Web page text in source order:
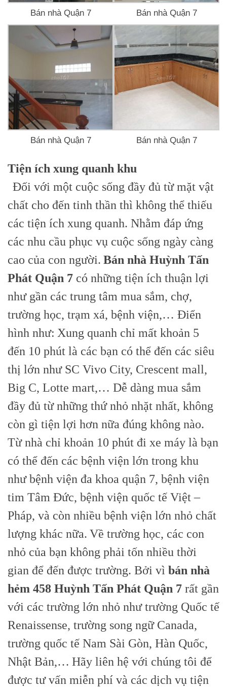
Bán nhà Quận 7 Bán nhà Quận 7
Bán nhà Quận 7 Bán nhà Quận 7
Tiện ích xung quanh khu
Đối với một cuộc sống đầy đủ từ mặt vật
chất cho đến tinh thần thì không thể thiếu
các tiện ích xung quanh. Nhằm đáp ứng
các nhu cầu phục vụ cuộc sống ngày càng
cao của con người. Bán nhà Huỳnh Tấn
Phát Quận 7 có những tiện ích thuận lợi
như gần các trung tâm mua sắm, chợ,
trường học, trạm xá, bệnh viện,… Điển
hình như: Xung quanh chỉ mất khoản 5
đến 10 phút là các bạn có thể đến các siêu
thị lớn như SC Vivo City, Crescent mall,
Big C, Lotte mart,… Dễ dàng mua sắm
đầy đủ từ những thứ nhỏ nhặt nhất, không
còn gì tiện lợi hơn nữa đúng không nào.
Từ nhà chỉ khoản 10 phút đi xe máy là bạn
có thể đến các bệnh viện lớn trong khu
như bệnh viện đa khoa quận 7, bệnh viện
tim Tâm Đức, bệnh viện quốc tế Việt –
Pháp, và còn nhiều bệnh viện lớn nhỏ chất
lượng khác nữa. Về trường học, các con
nhỏ của bạn không phải tốn nhiều thời
gian để đến được trường. Bởi vì bán nhà
hẻm 458 Huỳnh Tấn Phát Quận 7 rất gần
với các trường lớn nhỏ như trường Quốc tế
Renaissense, trường song ngữ Canada,
trường quốc tế Nam Sài Gòn, Hàn Quốc,
Nhật Bản,… Hãy liên hệ với chúng tôi để
được tư vấn miễn phí và các dịch vụ tiện